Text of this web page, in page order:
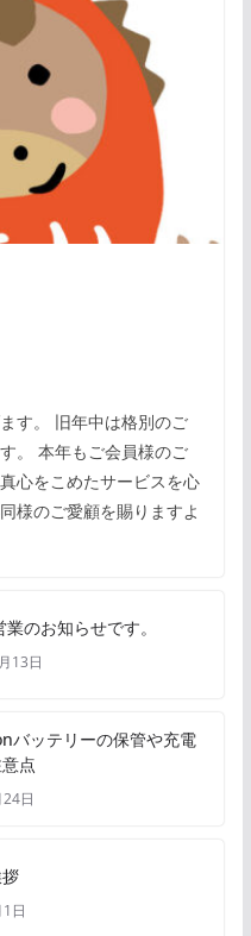
す。 旧年中は格別のご
。 本年もご会員様のご
心をこめたサービスを心
様のご愛顧を賜りますよ
のお知らせです。
13日
バッテリーの保管や充電
点
日
日